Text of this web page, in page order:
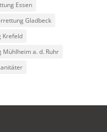
Essen
Gladbeck
Krefeld
Mühlheim a. d. Ruhr